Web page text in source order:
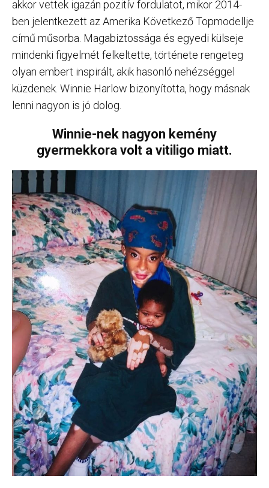
akkor vettek igazán pozitív fordulatot, mikor 2014-
ben jelentkezett az Amerika Következő Topmodellje
című műsorba. Magabiztossága és egyedi külseje
mindenki figyelmét felkeltette, története rengeteg
olyan embert inspirált, akik hasonló nehézséggel
küzdenek. Winnie Harlow bizonyította, hogy másnak
lenni nagyon is jó dolog.
Winnie-nek nagyon kemény
gyermekkora volt a vitiligo miatt.